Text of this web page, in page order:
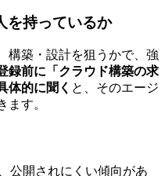
を持っているか
構築・設計を狙うかで、強
録前に「クラウド構築の求
体的に聞く と、そのエージ
ます。
公開されにくい傾向があ